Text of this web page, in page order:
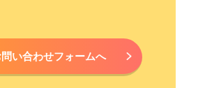
問い合わせフォームへ